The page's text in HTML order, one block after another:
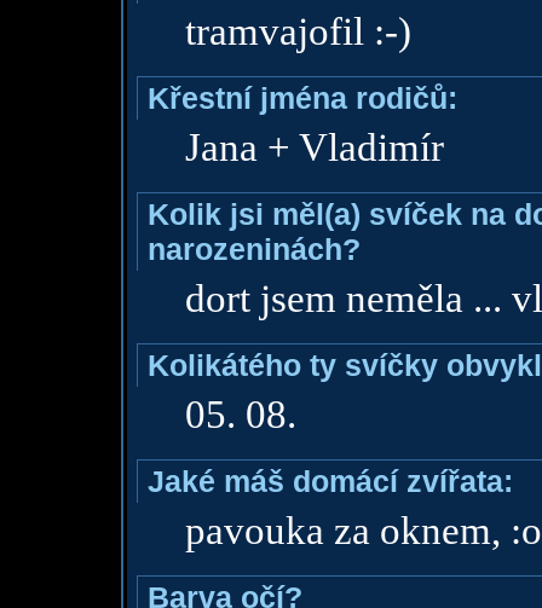
tramvajofil :-)
Křestní jména rodičů:
Jana + Vladimír
Kolik jsi měl(a) svíček na
narozeninách?
dort jsem neměla ...
Kolikátého ty svíčky
05. 08.
Jaké máš domácí zvířata:
pavouka za oknem,
Barva očí?